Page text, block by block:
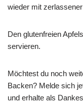
wieder mit
Den glutenfreien
servieren.
Möchtest du noch
Backen? Melde sich
und erhalte als